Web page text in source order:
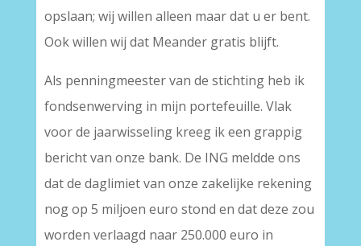
opslaan; wij willen alleen maar dat u er bent.
Ook willen wij dat Meander gratis blijft.
Als penningmeester van de stichting heb ik
fondsenwerving in mijn portefeuille. Vlak
voor de jaarwisseling kreeg ik een grappig
bericht van onze bank. De ING meldde ons
dat de daglimiet van onze zakelijke rekening
nog op 5 miljoen euro stond en dat deze zou
worden verlaagd naar 250.000 euro in